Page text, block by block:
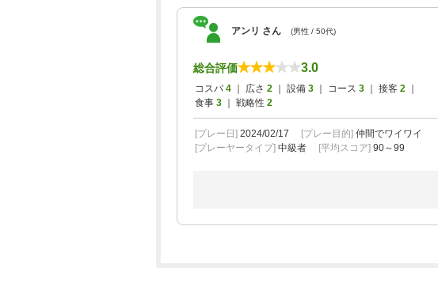
アンリ さん (男性 / 50代)
総合評価 3.0
コスパ 4 ｜ 広さ 2 ｜ 設備 3 ｜ コース 3 ｜ 接客 2
食事 3 ｜ 戦略性 2
[プレー日] 2024/02/17 [プレー目的] 仲間でワイワイ
[プレーヤータイプ] 中級者 [平均スコア] 90～99